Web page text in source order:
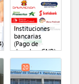
Instituciones
bancarias
(Pago de
derechos CNR)
20